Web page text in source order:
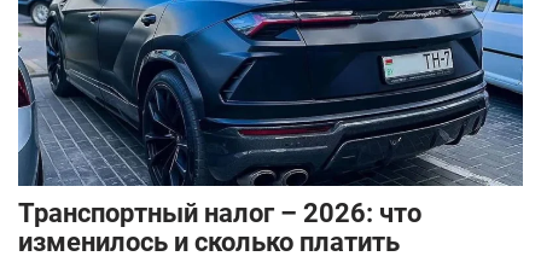
Транспортный налог – 2026: что
изменилось и сколько платить